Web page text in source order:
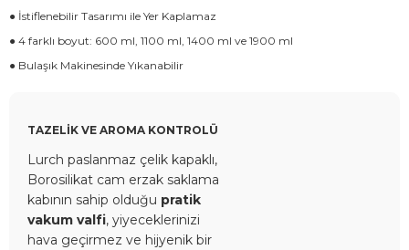
● İstiflenebilir Tasarımı ile Yer Kaplamaz
● 4 farklı boyut: 600 ml, 1100 ml, 1400 ml ve 1900 ml
● Bulaşık Makinesinde Yıkanabilir
TAZELİK VE AROMA KONTROLÜ
Lurch paslanmaz çelik kapaklı,
Borosilikat cam erzak saklama
kabının sahip olduğu pratik
vakum valfi, yiyeceklerinizi
hava geçirmez ve hijyenik bir